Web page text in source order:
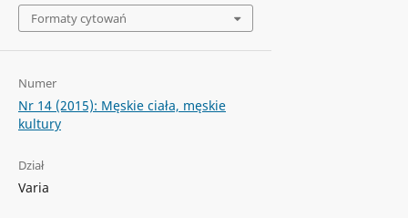
Formaty cytowań
Numer
Nr 14 (2015): Męskie ciała, męskie
kultury
Dział
Varia